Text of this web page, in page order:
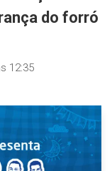
do forró
12:35